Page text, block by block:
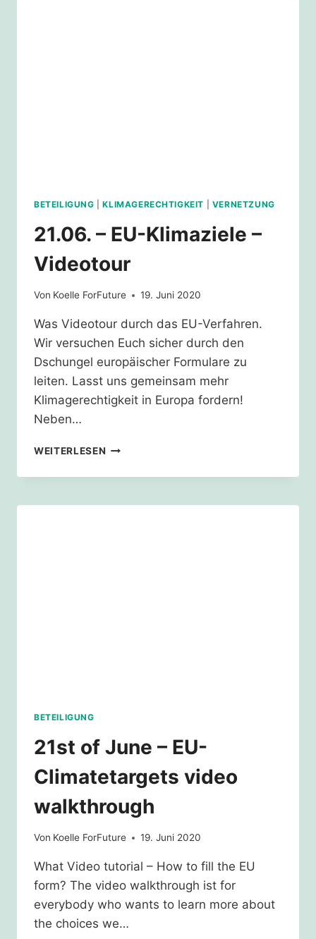
BETEILIGUNG |KLIMAGERECHTIGKEIT VERNETZUNG
21.06. – EU-Klimaziele –
Videotour
Von Koelle ForFuture 19. Juni 2020
Was Videotour durch das EU-Verfahren.
Wir versuchen Euch sicher durch den
Dschungel europäischer Formulare zu
leiten. Lasst uns gemeinsam mehr
Klimagerechtigkeit in Europa fordern!
Neben…
WEITERLESEN 21.06.
EU-
–
BETEILIGUNG
21st of June – EU-
Climatetargets video
walkthrough
Von Koelle ForFuture 19. Juni 2020
What Video tutorial – How to fill the EU
form? The video walkthrough ist for
everybody who wants to learn more about
the choices we…